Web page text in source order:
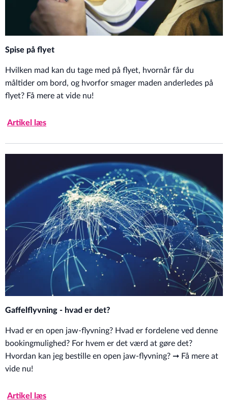
Spise på flyet
Hvilken mad kan du tage med på flyet, hvornår får du
måltider om bord, og hvorfor smager maden anderledes på
flyet? Få mere at vide nu!
Artikel læs
Gaffelflyvning - hvad er det?
Hvad er en open jaw-flyvning? Hvad er fordelene ved denne
bookingmulighed? For hvem er det værd at gøre det?
Hvordan kan jeg bestille en open jaw-flyvning? ➞ Få mere at
vide nu!
Artikel læs